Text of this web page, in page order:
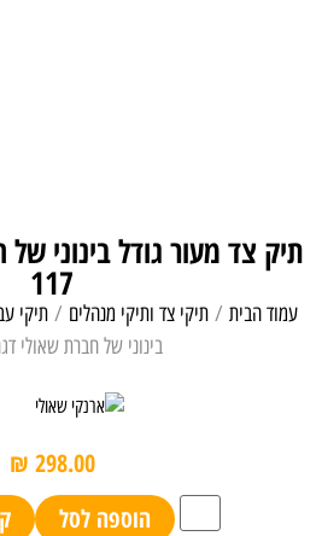
117
עמוד הבית / תיקי צד ותיקי מנהלים / תיקי
בינוני של חברת שאולי דגם 2-
₪ 298.00
הוספה לסל